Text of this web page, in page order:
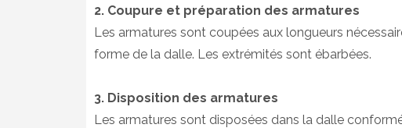
2. Coupure et préparation des armatures
Les armatures sont coupées aux longueurs
forme de la dalle. Les extrémités sont ébarbées.
3. Disposition des armatures
Les armatures sont disposées dans la dalle